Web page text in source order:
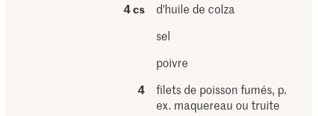
4 cs
d'huile de colza
sel
poivre
4
filets de poisson fumés, p.
ex. maquereau ou truite